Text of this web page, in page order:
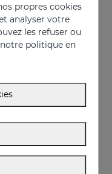
propres cookies
analyser votre
les refuser ou
politique en